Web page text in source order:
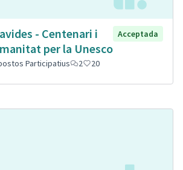
- Centenari i
per la Unesco
Acceptada
Participatius 2 20